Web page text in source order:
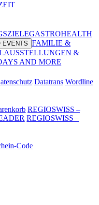
GASTROHEALTH
EVENTS FAMILIE &
AUSSTELLUNGEN &
AND MORE
Datatrans Wordline
REGIOSWISS –
REGIOSWISS –
Code